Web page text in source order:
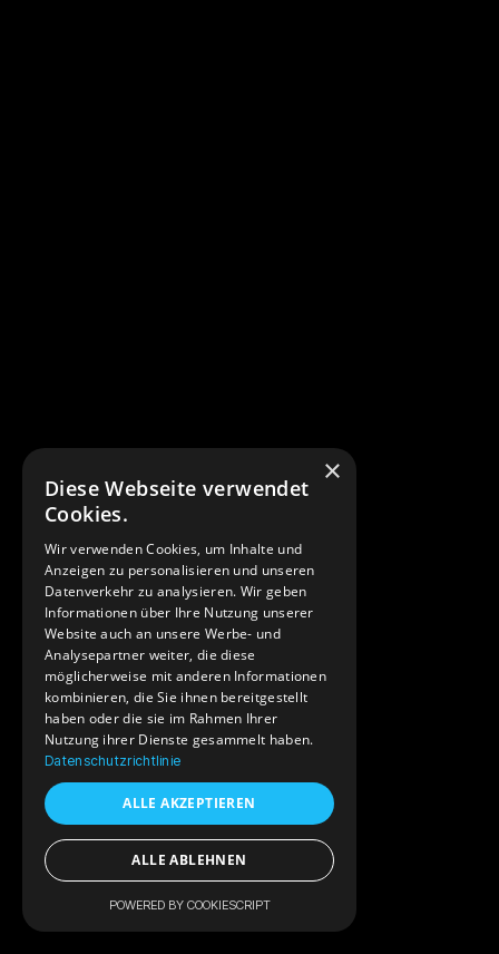
×
Diese Webseite verwendet
Cookies.
Wir verwenden Cookies, um Inhalte und
Anzeigen zu personalisieren und unseren
Datenverkehr zu analysieren. Wir geben
Informationen über Ihre Nutzung unserer
Website auch an unsere Werbe- und
Analysepartner weiter, die diese
möglicherweise mit anderen Informationen
kombinieren, die Sie ihnen bereitgestellt
haben oder die sie im Rahmen Ihrer
Nutzung ihrer Dienste gesammelt haben.
Datenschutzrichtlinie
ALLE AKZEPTIEREN
ALLE ABLEHNEN
POWERED BY COOKIESCRIPT